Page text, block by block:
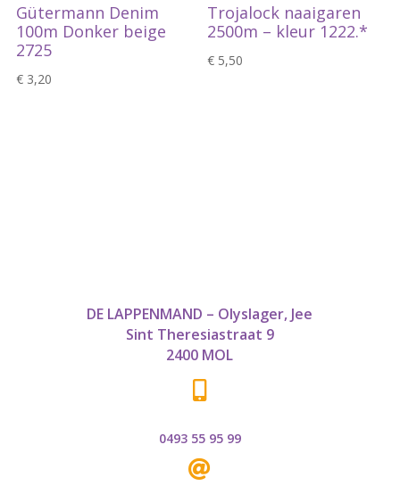
Gütermann Denim
100m Donker beige
2725
€3,20
Trojalock naaigaren
2500m – kleur 1222.*
€ 5,50
DE LAPPENMAND – Olyslager, Jee
Sint Theresiastraat 9
2400 MOL

0493 55 95 99
